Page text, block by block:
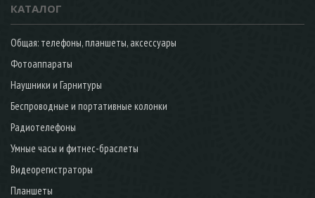
КАТАЛОГ
Общая: телефоны, планшеты, аксессуары
Фотоаппараты
Наушники и Гарнитуры
Беспроводные и портативные колонки
Радиотелефоны
Умные часы и фитнес-браслеты
Видеорегистраторы
Планшеты